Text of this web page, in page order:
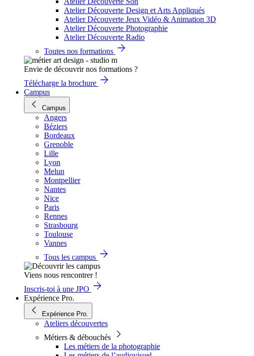
Atelier Découverte Design et Arts Appliqués
Atelier Découverte Jeux Vidéo & Animation 3D
Atelier Découverte Photographie
Atelier Découverte Radio
Toutes nos formations
Envie de découvrir nos formations ?
Télécharge la brochure
Campus
Campus
Angers
Béziers
Bordeaux
Grenoble
Lille
Lyon
Melun
Montpellier
Nantes
Nice
Paris
Rennes
Strasbourg
Toulouse
Vannes
Tous les campus
Viens nous rencontrer !
Inscris-toi à une JPO
Expérience Pro.
Expérience Pro.
Ateliers découvertes
Métiers & débouchés
Les métiers de la photographie